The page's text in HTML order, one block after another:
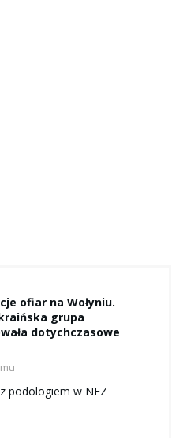
ofiar na Wołyniu.
grupa
dotychczasowe
podologiem w NFZ